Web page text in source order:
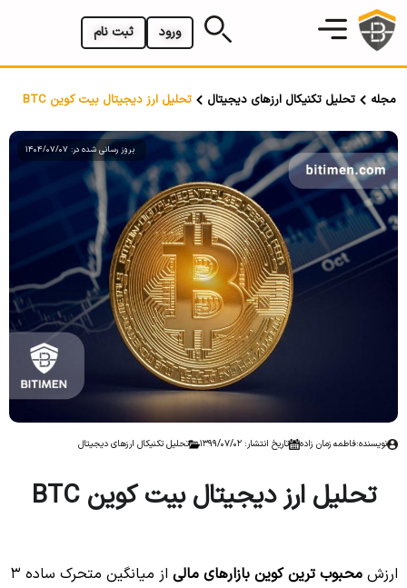
ثبت نام ورود
مجله تحلیل تکنیکال ارزهای دیجیتال تحلیل ارز دیجیتال بیت کوین BTC
بروز رسانی شده در: 1404/07/07
نویسنده:فاطمه زمان زاده تاریخ انتشار: 1399/07/02 تحلیل تکنیکال ارزهای دیجیتال
تحلیل ارز دیجیتال بیت کوین BTC
ارزش محبوب ترین کوین بازارهای مالی
از میانگین متحرک ساده 3